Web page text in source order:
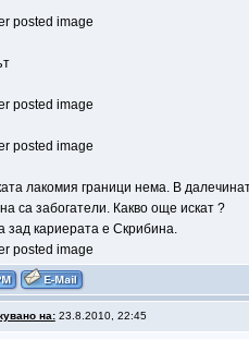
лакомия граници нема. В
са забогатели. Какво още искат ?
зад кариерата е Скрибина.
на:23.8.2010, 22:45